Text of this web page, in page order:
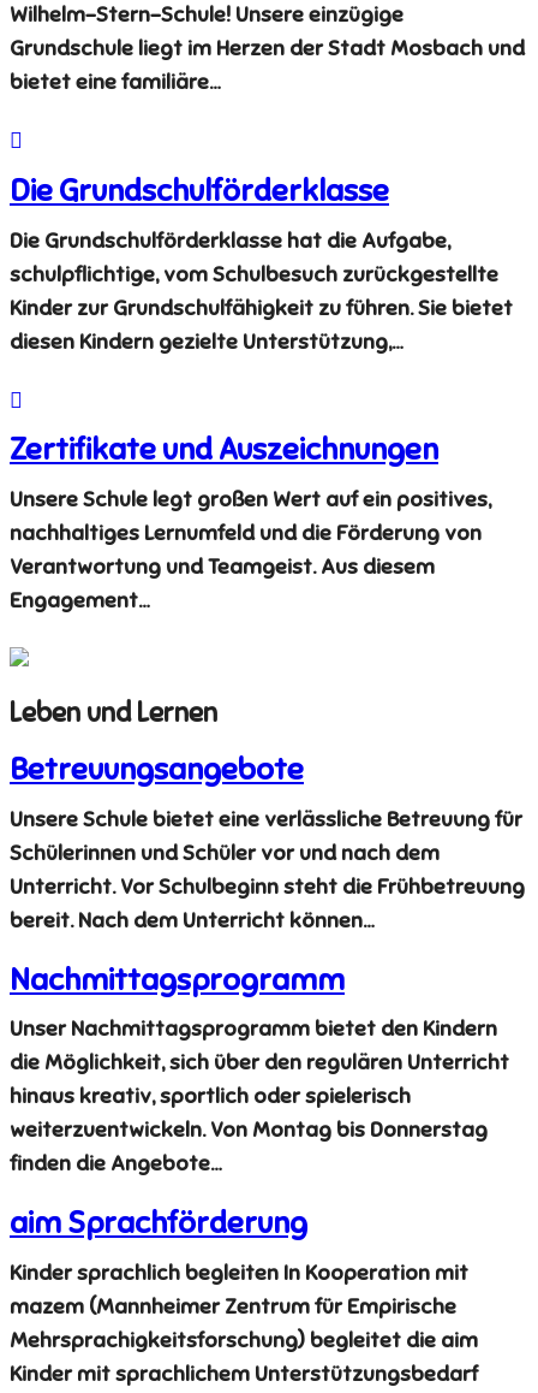
Wilhelm-Stern-Schule! Unsere einzügige
Grundschule liegt im Herzen der Stadt Mosbach und
bietet eine familiäre…
Die Grundschulförderklasse
Die Grundschulförderklasse hat die Aufgabe,
schulpflichtige, vom Schulbesuch zurückgestellte
Kinder zur Grundschulfähigkeit zu führen. Sie bietet
diesen Kindern gezielte Unterstützung,…
Zertifikate und Auszeichnungen
Unsere Schule legt großen Wert auf ein positives,
nachhaltiges Lernumfeld und die Förderung von
Verantwortung und Teamgeist. Aus diesem
Engagement…
Leben und Lernen
Betreuungsangebote
Unsere Schule bietet eine verlässliche Betreuung für
Schülerinnen und Schüler vor und nach dem
Unterricht. Vor Schulbeginn steht die Frühbetreuung
bereit. Nach dem Unterricht können…
Nachmittagsprogramm
Unser Nachmittagsprogramm bietet den Kindern
die Möglichkeit, sich über den regulären Unterricht
hinaus kreativ, sportlich oder spielerisch
weiterzuentwickeln. Von Montag bis Donnerstag
finden die Angebote…
aim Sprachförderung
Kinder sprachlich begleiten In Kooperation mit
mazem (Mannheimer Zentrum für Empirische
Mehrsprachigkeitsforschung) begleitet die aim
Kinder mit sprachlichem Unterstützungsbedarf